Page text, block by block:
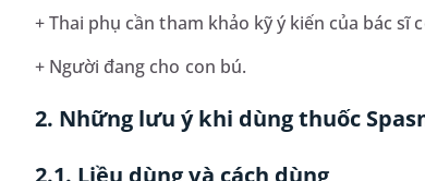
+ Thai phụ cần tham khảo kỹ ý kiến của bác sĩ
+ Người đang cho con bú.
2. Những lưu ý khi dùng thuốc